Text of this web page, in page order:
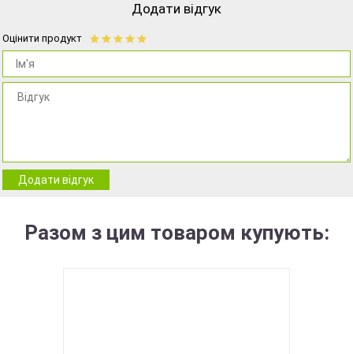
Додати відгук
Оцінити продукт
Додати відгук
Разом з цим товаром купують: